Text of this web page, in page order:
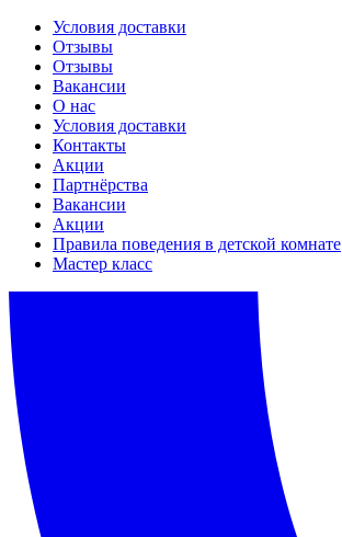
Условия доставки
Отзывы
Отзывы
Вакансии
О нас
Условия доставки
Контакты
Акции
Партнёрства
Вакансии
Акции
Правила поведения в детской комнате
Мастер класс